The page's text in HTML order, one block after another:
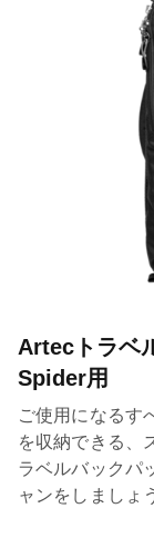
Artecトラベ
Spider用
ご使用になるす
を収納できる、
ラベルバックパ
ャンをしましょ